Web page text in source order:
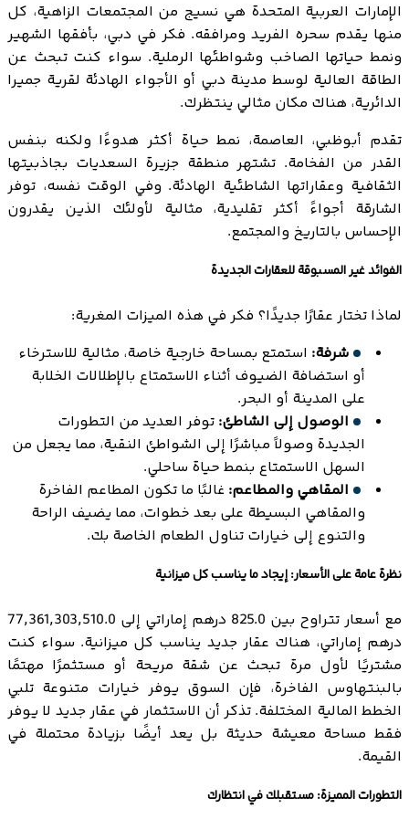
الإمارات العربية المتحدة هي نسيج من المجتمعات الزاهية، كل
منها يقدم سحره الفريد ومرافقه. فكر في دبي، بأفقها الشهير
ونمط حياتها الصاخب وشواطئها الرملية. سواء كنت تبحث عن
الطاقة العالية لوسط مدينة دبي أو الأجواء الهادئة لقرية جميرا
الدائرية، هناك مكان مثالي ينتظرك.
تقدم أبوظبي، العاصمة، نمط حياة أكثر هدوءًا ولكنه بنفس
القدر من الفخامة. تشتهر منطقة جزيرة السعديات بجاذبيتها
الثقافية وعقاراتها الشاطئية الهادئة. وفي الوقت نفسه، توفر
الشارقة أجواءً أكثر تقليدية، مثالية لأولئك الذين يقدرون
الإحساس بالتاريخ والمجتمع.
الفوائد غير المسبوقة للعقارات الجديدة
لماذا تختار عقارًا جديدًا؟ فكر في هذه الميزات المغرية:
شرفة: استمتع بمساحة خارجية خاصة، مثالية للاسترخاء
أو استضافة الضيوف أثناء الاستمتاع بالإطلالات الخلابة
على المدينة أو البحر.
الوصول إلى الشاطئ: توفر العديد من التطورات
الجديدة وصولاً مباشرًا إلى الشواطئ النقية، مما يجعل من
السهل الاستمتاع بنمط حياة ساحلي.
المقاهي والمطاعم: غالبًا ما تكون المطاعم الفاخرة
والمقاهي البسيطة على بعد خطوات، مما يضيف الراحة
والتنوع إلى خيارات تناول الطعام الخاصة بك.
نظرة عامة على الأسعار: إيجاد ما يناسب كل ميزانية
مع أسعار تتراوح بين 825.0 درهم إماراتي إلى 77,361,303,510.0
درهم إماراتي، هناك عقار جديد يناسب كل ميزانية. سواء كنت
مشتريًا لأول مرة تبحث عن شقة مريحة أو مستثمرًا مهتمًا
بالبنتهاوس الفاخرة، فإن السوق يوفر خيارات متنوعة تلبي
الخطط المالية المختلفة. تذكر أن الاستثمار في عقار جديد لا يوفر
فقط مساحة معيشة حديثة بل يعد أيضًا بزيادة محتملة في
القيمة.
التطورات المميزة: مستقبلك في انتظارك